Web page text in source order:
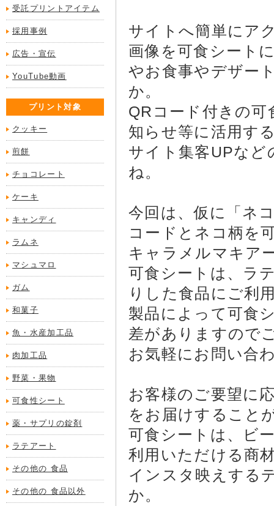
受託プリントアイテム
採用事例
広告・宣伝
YouTube動画
プリント対象
クッキー
煎餅
チョコレート
ケーキ
キャンディ
ラムネ
マシュマロ
ガム
和菓子
魚・水産加工品
肉加工品
野菜・果物
可食性シート
薬・サプリの錠剤
ラテアート
その他の 食品
その他の 食品以外
サイトへ簡単にア
画像を可食シート
やお食事やデザー
か。
QRコード付きの
知らせ等に活用す
サイト集客UPな
ね。
今回は、仮に「ネ
コードとネコ柄を
キャラメルマキア
可食シートは、ラ
りした食品にご利
製品によって可食
差がありますので
お気軽にお問い合
お客様のご要望に
をお届けすること
可食シートは、ビ
利用いただける商
インスタ映えする
か。